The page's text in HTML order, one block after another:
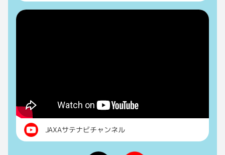
JAXAサテナビチャンネル